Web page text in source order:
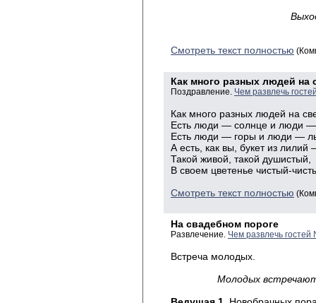
Смотреть текст полностью
Как много разных людей на
Поздравление. Чем развлечь
Как много разных людей на
Есть люди — солнце и люди —
Есть люди — горы и люди —
А есть, как вы, букет из лилий
Такой живой, такой душистый,
В своем цветенье чистый-
Смотреть текст полностью
На свадебном пороге
Развлечение. Чем развлечь
Встреча молодых.
Молодых